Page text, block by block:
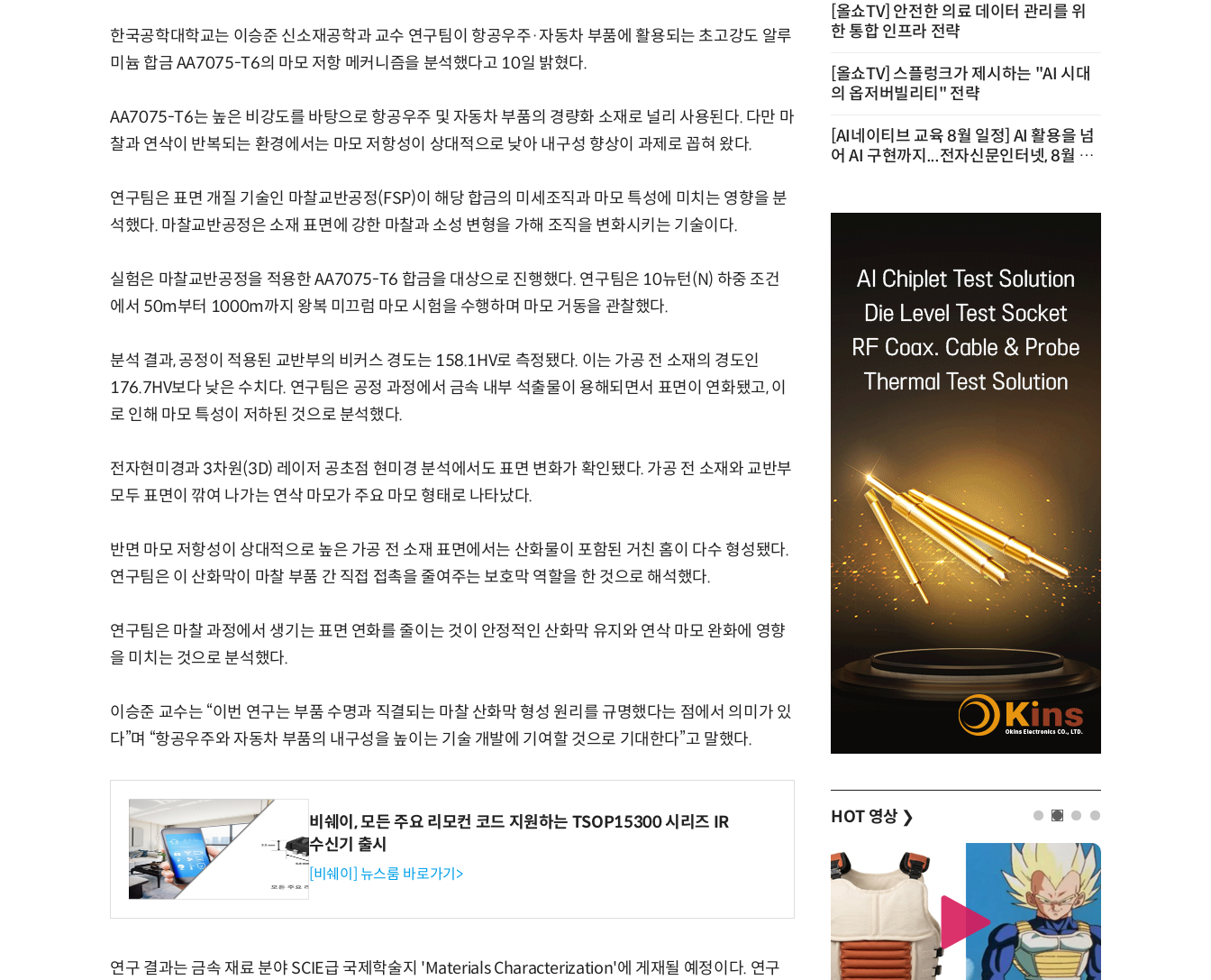
한국공학대학교는 이승준 신소재공학과 교수 연구팀이 항공우주·자동차 부품에 활용되는 초고강도 알루
미늄 합금 AA7075-T6의 마모 저항 메커니즘을 분석했다고 10일 밝혔다.
AA7075-T6는 높은 비강도를 바탕으로 항공우주 및 자동차 부품의 경량화 소재로 널리 사용된다. 다만 마
찰과 연삭이 반복되는 환경에서는 마모 저항성이 상대적으로 낮아 내구성 향상이 과제로 꼽혀 왔다.
연구팀은 표면 개질 기술인 마찰교반공정(FSP)이 해당 합금의 미세조직과 마모 특성에 미치는 영향을 분
석했다. 마찰교반공정은 소재 표면에 강한 마찰과 소성 변형을 가해 조직을 변화시키는 기술이다.
실험은 마찰교반공정을 적용한 AA7075-T6 합금을 대상으로 진행했다. 연구팀은 10뉴턴(N) 하중 조건
에서 50m부터 1000m까지 왕복 미끄럼 마모 시험을 수행하며 마모 거동을 관찰했다.
분석 결과, 공정이 적용된 교반부의 비커스 경도는 158.1HV로 측정됐다. 이는 가공 전 소재의 경도인
176.7HV보다 낮은 수치다. 연구팀은 공정 과정에서 금속 내부 석출물이 용해되면서 표면이 연화됐고, 이
로 인해 마모 특성이 저하된 것으로 분석했다.
전자현미경과 3차원(3D) 레이저 공초점 현미경 분석에서도 표면 변화가 확인됐다. 가공 전 소재와 교반부
모두 표면이 깎여 나가는 연삭 마모가 주요 마모 형태로 나타났다.
반면 마모 저항성이 상대적으로 높은 가공 전 소재 표면에서는 산화물이 포함된 거친 홈이 다수 형성됐다.
연구팀은 이 산화막이 마찰 부품 간 직접 접촉을 줄여주는 보호막 역할을 한 것으로 해석했다.
연구팀은 마찰 과정에서 생기는 표면 연화를 줄이는 것이 안정적인 산화막 유지와 연삭 마모 완화에 영향
을 미치는 것으로 분석했다.
이승준 교수는 “이번 연구는 부품 수명과 직결되는 마찰 산화막 형성 원리를 규명했다는 점에서 의미가 있
다”며 “항공우주와 자동차 부품의 내구성을 높이는 기술 개발에 기여할 것으로 기대한다”고 말했다.
비쉐이, 모든 주요 리모컨 코드 지원하는 TSOP15300 시리즈 IR
수신기 출시
[비쉐이] 뉴스룸 바로가기>
연구 결과는 금속 재료 분야 SCIE급 국제학술지 'Materials Characterization'에 게재될 예정이다. 연구
[올쇼TV] 안전한 의료 데이터 관리를 위
한 통합 인프라 전략
[올쇼TV] 스플렁크가 제시하는 "AI 시대
의 옵저버빌리티" 전략
[AI네이티브 교육 8월 일정] AI 활용을 넘
어 AI 구현까지...전자신문인터넷, 8월 실
HOT 영상 ❯